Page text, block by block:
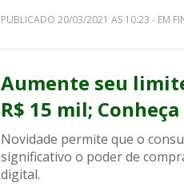
PUBLICADO 20/03/2021 AS 10:23 - EM
Aumente seu
R$ 15 mil;
Novidade permite que o
significativo o poder de
digital.